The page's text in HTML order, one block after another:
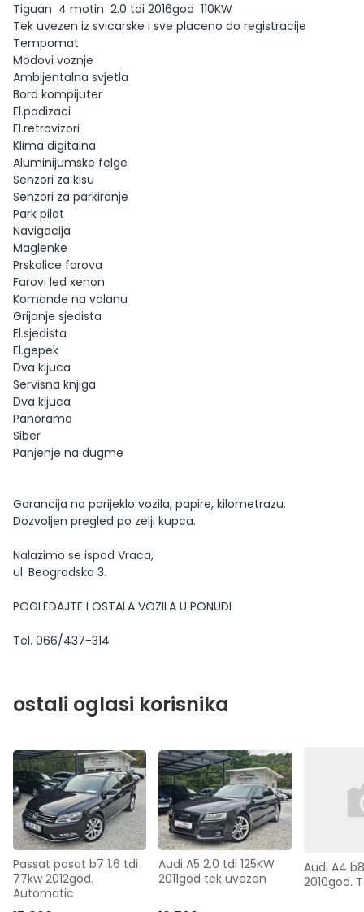
Tiguan 4 motin 2.0 tdi 2016god 110KW
Tek uvezen iz svicarske i sve placeno do registracije
Tempomat
Modovi voznje
Ambijentalna svjetla
Bord kompijuter
El.podizaci
El.retrovizori
Klima digitalna
Aluminijumske felge
Senzori za kisu
Senzori za parkiranje
Park pilot
Navigacija
Maglenke
Prskalice farova
Farovi led xenon
Komande na volanu
Grijanje sjedista
El.sjedista
El.gepek
Dva kljuca
Servisna knjiga
Dva kljuca
Panorama
Siber
Panjenje na dugme
Garancija na porijeklo vozila, papire, kilometrazu.
Dozvoljen pregled po zelji kupca.
Nalazimo se ispod Vraca,
ul. Beogradska 3.
POGLEDAJTE I OSTALA VOZILA U PONUDI
Tel. 066/437-314
ostali oglasi korisnika
Passat pasat b7 1.6 tdi
77kw 2012god.
Automatic
Audi A5 2.0 tdi 125KW
2011god tek uvezen
Audi A4
2010god.